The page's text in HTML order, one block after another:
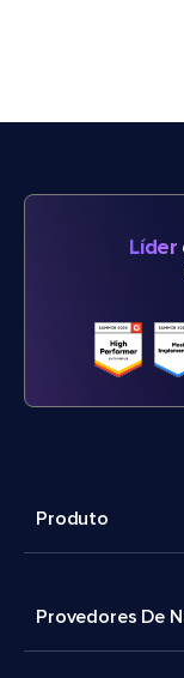
Líder
Produto
Provedores De